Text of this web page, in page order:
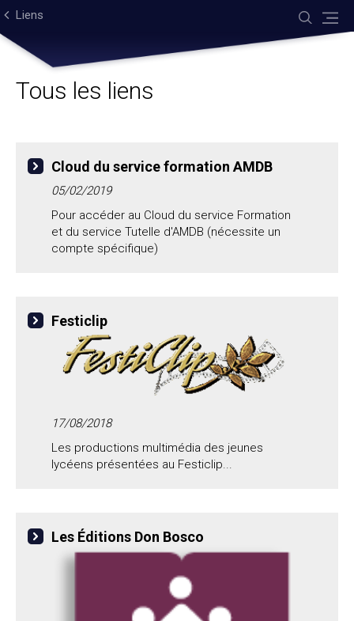
au
contenu.
Aller
personnels
Liens
Tous les liens
Cloud du service formation AMDB
05/02/2019
Pour accéder au Cloud du service Formation
et du service Tutelle d'AMDB (nécessite un
compte spécifique)
Festiclip
17/08/2018
Les productions multimédia des jeunes
lycéens présentées au Festiclip...
Les Éditions Don Bosco